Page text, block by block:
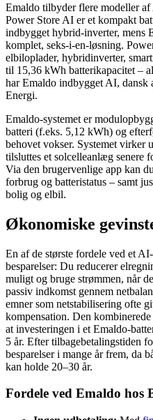
Emaldo tilbyder flere modeller
Power Store AI er et kompakt
indbygget hybrid-inverter, mens
komplet, seks-i-en-løsning.
elbiloplader, hybridinverter,
til 15,36 kWh batterikapacitet –
har Emaldo indbygget AI,
Energi.
Emaldo-systemet er
batteri (f.eks. 5,12 kWh) og
behovet vokser. Systemet virker
tilsluttes et solcelleanlæg senere
Via den brugervenlige app kan
forbrug og batteristatus – samt
bolig og elbil.
Økonomiske
En af de største fordele ved et
besparelser: Du reducerer
muligt og bruge strømmen, når
passiv indkomst gennem
emner som netstabilisering ofte
kompensation. Den
at investeringen i et Emaldo-
5 år. Efter tilbagebetalingstiden
besparelser i mange år frem, da
kan holde 20–30 år.
Fordele ved Emaldo hos